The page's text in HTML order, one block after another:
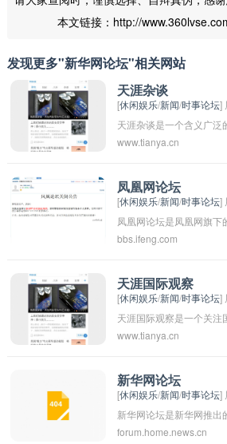
本文链接：http://
发现更多"新华网论坛"相关网站
天涯杂谈
[休闲娱乐/新闻/时事论坛]
天涯杂谈是一个含义广泛
种主题，包括新闻评论、
来描述自己的思考和感悟
点。这种形式的文章通常
构，具有很高的自由度和
www.tianya.cn
凤凰网论坛
[休闲娱乐/新闻/时事论坛]
凤凰网论坛是凤凰网旗下
提供了各种话题讨论、社
论，交流经验，结识朋友
个领域的话题，包括时事
观点等，吸引了大量网友
凰网论坛，用户可以获取
合的朋友，扩大社交圈子。
bbs.ifeng.com
天涯国际观察
[休闲娱乐/新闻/时事论坛]
天涯国际观察是一个关注
平台，旨在深入和客观地
等方面的报道和评论，为
和理解，帮助他们更好地
智的判断和决策。
www.tianya.cn
新华网论坛
[休闲娱乐/新闻/时事论坛]
新华网论坛是新华网推出
旨在为网民提供一个讨论
forum.home.news.cn